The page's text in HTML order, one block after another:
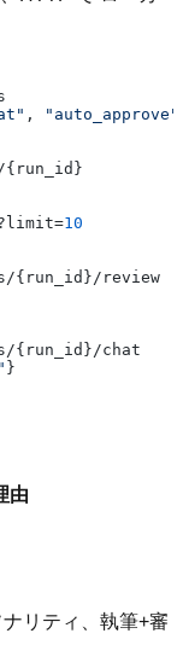
, "auto_approve"
10
{run_id}/review
{run_id}/chat
由
リティ、執筆+審